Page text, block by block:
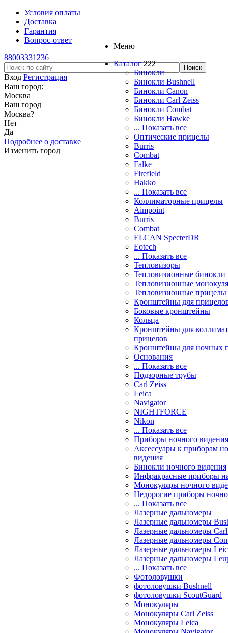
Условия оплаты
Доставка
Гарантия
Вопрос-ответ
88003331236
Вход Регистрация
Ваш город:
Москва
Ваш город
Москва?
Нет
Да
Подробнее о доставке
Изменить город
Меню
Каталог 222
Бинокли
Бинокли Bushnell
Бинокли Canon
Бинокли Carl Zeiss
Бинокли Combat
Бинокли Hawke
... Показать все
Оптические прицелы
Burris
Combat
Falke
Firefield
Hakko
... Показать все
Коллиматорные прицелы
Aimpoint
Burris
Combat
ELCAN SpecterDR
Eotech
... Показать все
Тепловизоры
Тепловизионные бинокли
Тепловизионные
Тепловизионные прицелы
Кронштейны для
Боковые кронштейны
Кольца
Кронштейны для
прицелов
Кронштейны для ночных
Основания
... Показать все
Подзорные трубы
Carl Zeiss
Leica
Navigator
NIGHTFORCE
Nikon
... Показать все
Приборы ночного видения
Аксессуары к приборам
видения
Бинокли ночного видения
Инфракрасные приборы
Монокуляры ночного
Недорогие приборы
... Показать все
Лазерные дальномеры
Лазерные дальномеры
Лазерные дальномеры
Лазерные дальномеры
Лазерные дальномеры
Лазерные дальномеры
... Показать все
Фотоловушки
фотоловушки Bushnell
фотоловушки ScoutGuard
Монокуляры
Монокуляры Carl Zeiss
Монокуляры Leica